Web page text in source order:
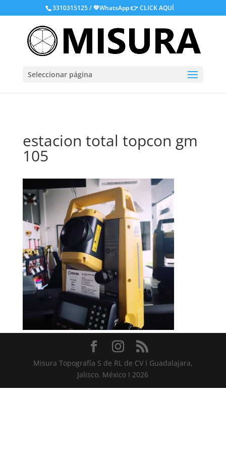
3310315125 / 💚WhatsApp👉 CLICK AQUÍ
Seleccionar página
estacion total topcon gm
105
Misura Topografía S de RL de CV I Guadalajara,
Jalisco. México I 2026